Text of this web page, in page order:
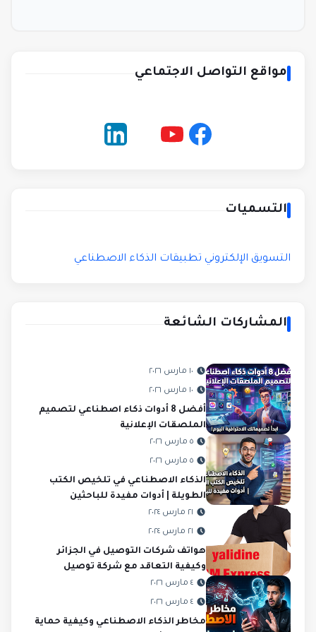
مواقع التواصل الاجتماعي
التسميات
التسويق الإلكتروني تطبيقات الذكاء الاصطناعي
المشاركات الشائعة
١٠ مارس ٢٠٢٦
١٠ مارس ٢٠٢٦
أفضل 8 أدوات ذكاء اصطناعي لتصميم
الملصقات الإعلانية
٥ مارس ٢٠٢٦
٥ مارس ٢٠٢٦
الذكاء الاصطناعي في تلخيص الكتب
الطويلة | أدوات مفيدة للباحثين
٢١ مارس ٢٠٢٤
٢١ مارس ٢٠٢٤
هواتف شركات التوصيل في الجزائر
وكيفية التعاقد مع شركة توصيل
٤ مارس ٢٠٢٦
٤ مارس ٢٠٢٦
مخاطر الذكاء الاصطناعي وكيفية حماية